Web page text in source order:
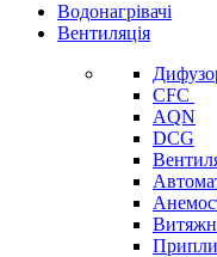
Водонагрівачі
Вентиляція
CFC
AQN
DCG